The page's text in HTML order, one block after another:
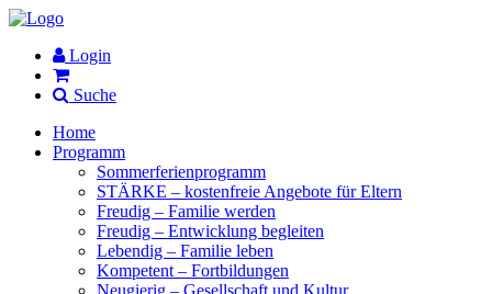
Login
Suche
Home
Programm
Sommerferienprogramm
STÄRKE – kostenfreie Angebote für Eltern
Freudig – Familie werden
Freudig – Entwicklung begleiten
Lebendig – Familie leben
Kompetent – Fortbildungen
Neugierig – Gesellschaft und Kultur